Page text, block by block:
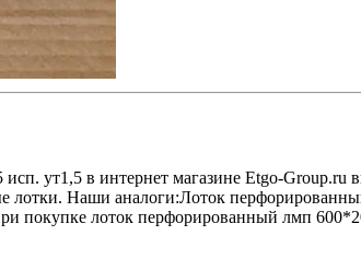
ут1,5 в интернет магазине Etgo-Group.ru
лотки. Наши аналоги:Лоток
покупке лоток перфорированный лмп